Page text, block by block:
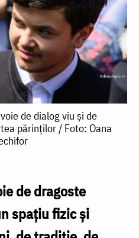
de dialog viu și de
părinților / Foto: Oana
de dragoste
spaţiu fizic şi